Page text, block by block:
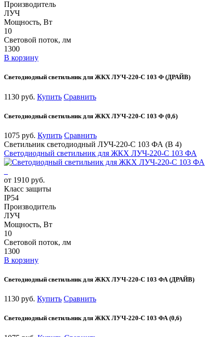
Производитель
ЛУЧ
Мощность, Вт
10
Световой поток, лм
1300
В корзину
Светодиодный светильник для ЖКХ ЛУЧ-220-С 103 Ф (ДРАЙВ)
1130 руб. Купить Сравнить
Светодиодный светильник для ЖКХ ЛУЧ-220-С 103 Ф (0,6)
1075 руб. Купить Сравнить
Светильник светодиодный ЛУЧ-220-С 103 ФА (В 4)
Светодиодный светильник для ЖКХ ЛУЧ-220-С 103 ФА
от 1910 руб.
Класс защиты
IP54
Производитель
ЛУЧ
Мощность, Вт
10
Световой поток, лм
1300
В корзину
Светодиодный светильник для ЖКХ ЛУЧ-220-С 103 ФА (ДРАЙВ)
1130 руб. Купить Сравнить
Светодиодный светильник для ЖКХ ЛУЧ-220-С 103 ФА (0,6)